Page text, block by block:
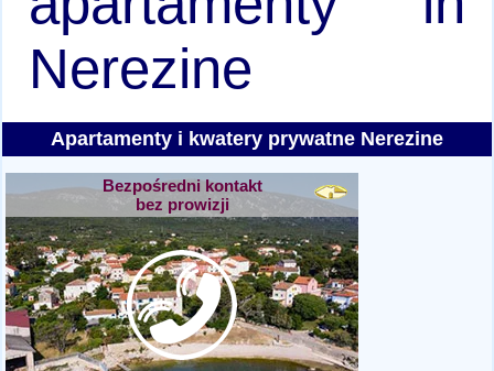
Nerezine
Apartamenty i kwatery prywatne Nerezine
Bezpośredni kontakt
bez prowizji